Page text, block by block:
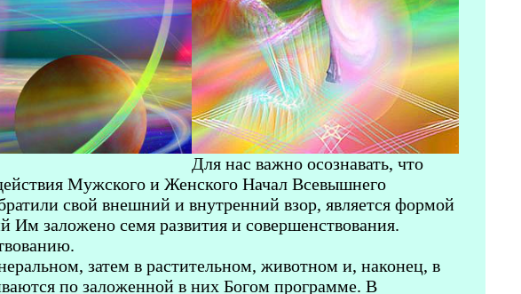
Для нас важно осознавать, что
Мужского и Женского Начал Всевышнего
свой внешний и внутренний взор, является формой
Им заложено семя развития и совершенствования.
затем в растительном, животном и, наконец, в
по заложенной в них Богом программе. В